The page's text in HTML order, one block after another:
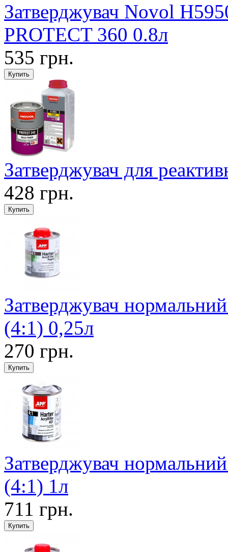
Затверджувач Novol
PROTECT 360 0.8л
535 грн.
Затверджувач для
428 грн.
Затверджувач
(4:1) 0,25л
270 грн.
Затверджувач
(4:1) 1л
711 грн.